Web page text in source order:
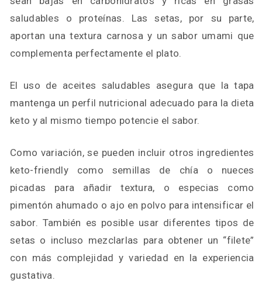
saludables o proteínas. Las setas, por su parte,
aportan una textura carnosa y un sabor umami que
complementa perfectamente el plato.
El uso de aceites saludables asegura que la tapa
mantenga un perfil nutricional adecuado para la dieta
keto y al mismo tiempo potencie el sabor.
Como variación, se pueden incluir otros ingredientes
keto-friendly como semillas de chía o nueces
picadas para añadir textura, o especias como
pimentón ahumado o ajo en polvo para intensificar el
sabor. También es posible usar diferentes tipos de
setas o incluso mezclarlas para obtener un “filete”
con más complejidad y variedad en la experiencia
gustativa.